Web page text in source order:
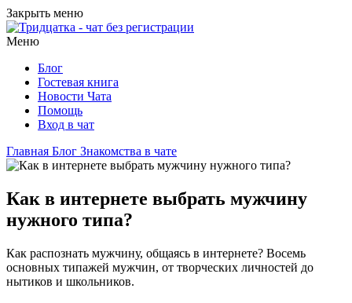
Закрыть меню
Меню
Блог
Гостевая книга
Новости Чата
Помощь
Вход в чат
Главная Блог Знакомства в чате
Как в интернете выбрать мужчину
нужного типа?
Как распознать мужчину, общаясь в интернете? Восемь
основных типажей мужчин, от творческих личностей до
нытиков и школьников.